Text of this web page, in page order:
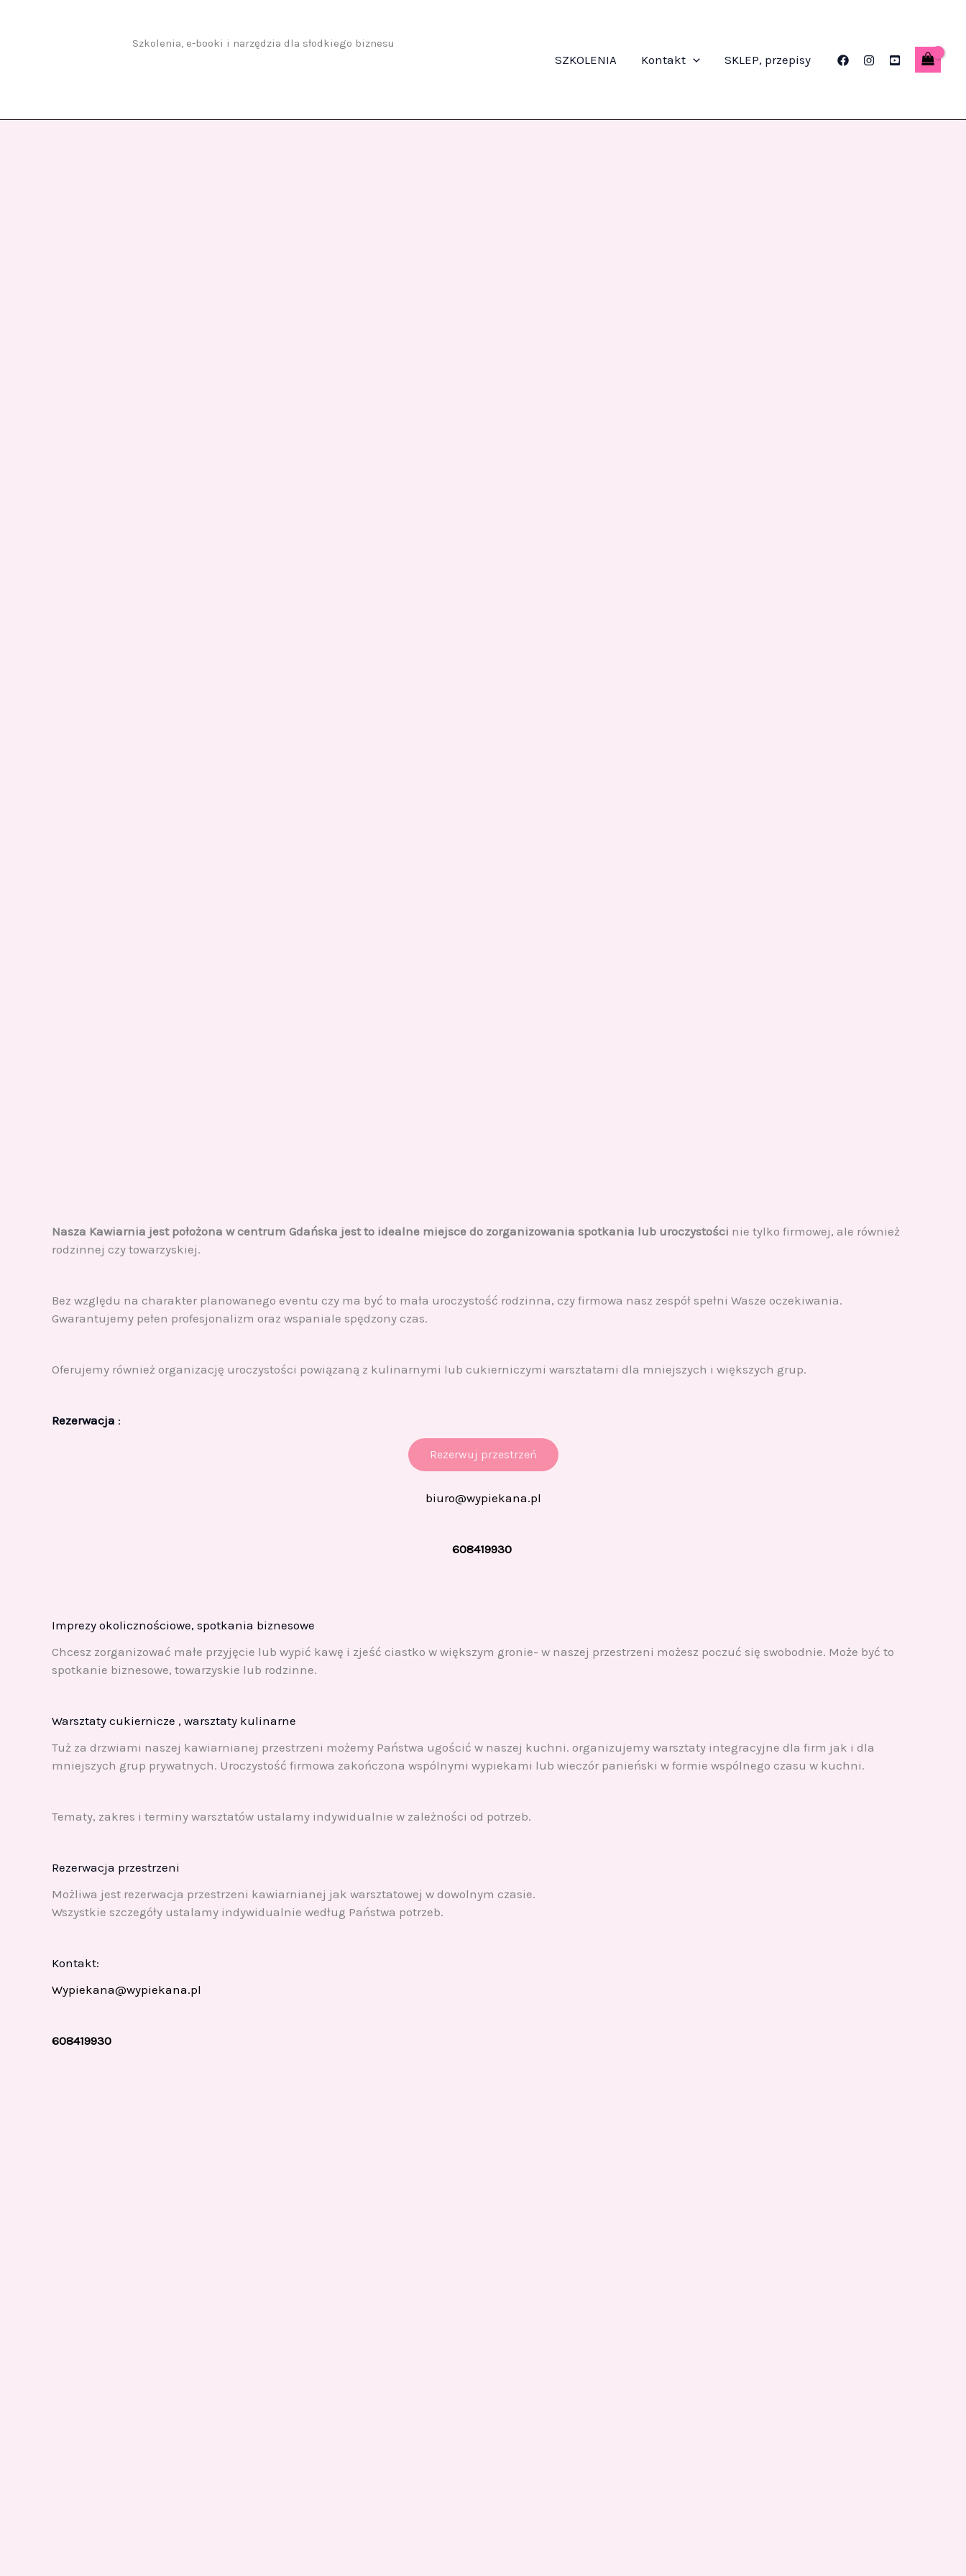
Szkolenia, e-booki i narzędzia dla słodkiego biznesu
SZKOLENIA Kontakt SKLEP, przepisy
Nasza Kawiarnia jest położona w centrum Gdańska jest to idealne miejsce do zorganizowania spotkania lub uroczystości nie tylko firmowej, ale również
rodzinnej czy towarzyskiej.
Bez względu na charakter planowanego eventu czy ma być to mała uroczystość rodzinna, czy firmowa nasz zespół spełni Wasze oczekiwania.
Gwarantujemy pełen profesjonalizm oraz wspaniale spędzony czas.
Oferujemy również organizację uroczystości powiązaną z kulinarnymi lub cukierniczymi warsztatami dla mniejszych i większych grup.
Rezerwacja :
Rezerwuj przestrzeń
biuro@wypiekana.pl
608419930
Imprezy okolicznościowe, spotkania biznesowe
Chcesz zorganizować małe przyjęcie lub wypić kawę i zjeść ciastko w większym gronie- w naszej przestrzeni możesz poczuć się swobodnie. Może być to
spotkanie biznesowe, towarzyskie lub rodzinne.
Warsztaty cukiernicze , warsztaty kulinarne
Tuż za drzwiami naszej kawiarnianej przestrzeni możemy Państwa ugościć w naszej kuchni. organizujemy warsztaty integracyjne dla firm jak i dla
mniejszych grup prywatnych. Uroczystość firmowa zakończona wspólnymi wypiekami lub wieczór panieński w formie wspólnego czasu w kuchni.
Tematy, zakres i terminy warsztatów ustalamy indywidualnie w zależności od potrzeb.
Rezerwacja przestrzeni
Możliwa jest rezerwacja przestrzeni kawiarnianej jak warsztatowej w dowolnym czasie.
Wszystkie szczegóły ustalamy indywidualnie według Państwa potrzeb.
Kontakt:
Wypiekana@wypiekana.pl
608419930